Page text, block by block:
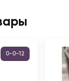
0-0-12